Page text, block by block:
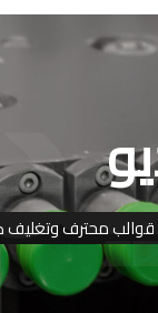
وتغليف صناعي مع